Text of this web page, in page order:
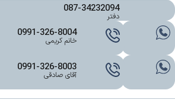
087-34232094
دفتر
0991-326-8004
خانم کریمی
0991-326-8003
آقای صادقی